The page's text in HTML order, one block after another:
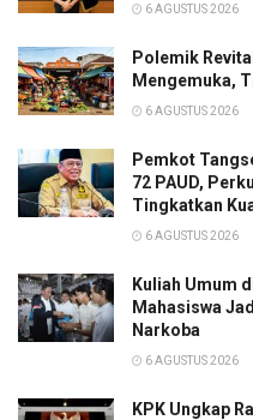
6 AGUSTUS 2026
Polemik
Mengemuka,
6 AGUSTUS 2026
Pemkot
72 PAUD,
Tingkatkan
6 AGUSTUS 2026
Kuliah Umum
Mahasiswa
Narkoba
6 AGUSTUS 2026
KPK Ungkap